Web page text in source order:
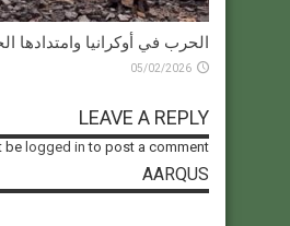
الحرب في أوكرانيا وامتدادها
05/02/2026
LEAVE A REPLY
belogged in to post a comment.
AARQUS